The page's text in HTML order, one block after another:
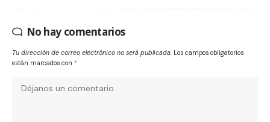
No hay comentarios
Tu dirección de correo electrónico no será publicada. Los campos obligatorios
están marcados con *